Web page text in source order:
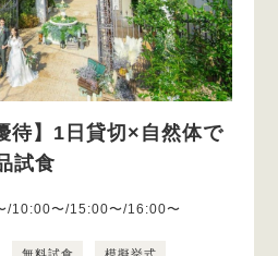
待】1日貸切×自然体で
試食
/10:00〜/15:00〜/16:00〜